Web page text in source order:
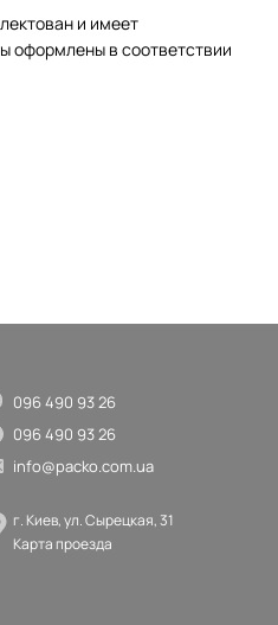
и имеет
оформлены в соответствии
096 490 93 26
096 490 93 26
info@packo.com.ua
г. Киев, ул. Сырецкая, 31
Карта проезда